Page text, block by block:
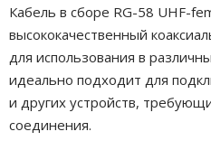
Кабель в сборе RG-58 UHF-
высококачественный
для использования в
идеально подходит для
и других устройств,
соединения.